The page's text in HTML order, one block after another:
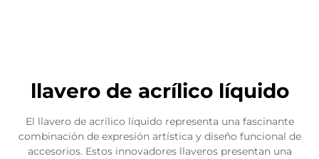
llavero de acrílico líquido
El llavero de acrílico líquido representa una fascinante
combinación de expresión artística y diseño funcional de
accesorios. Estos innovadores llaveros presentan una